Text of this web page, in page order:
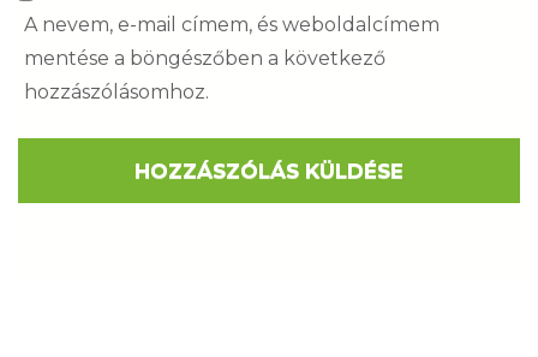
A nevem, e-mail címem, és weboldalcímem
mentése a böngészőben a következő
hozzászólásomhoz.